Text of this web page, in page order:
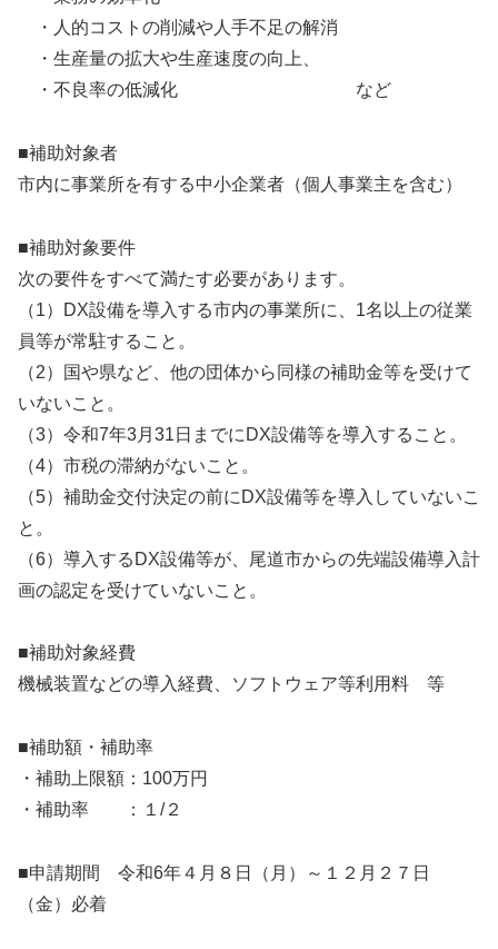
・人的コストの削減や人手不足の解消
・生産量の拡大や生産速度の向上、
・不良率の低減化 など
■補助対象者
市内に事業所を有する中小企業者（個人事業主を含む）
■補助対象要件
次の要件をすべて満たす必要があります。
（1）DX設備を導入する市内の事業所に、1名以上の従業
員等が常駐すること。
（2）国や県など、他の団体から同様の補助金等を受けて
いないこと。
（3）令和7年3月31日までにDX設備等を導入すること。
（4）市税の滞納がないこと。
（5）補助金交付決定の前にDX設備等を導入していないこ
と。
（6）導入するDX設備等が、尾道市からの先端設備導入計
画の認定を受けていないこと。
■補助対象経費
機械装置などの導入経費、ソフトウェア等利用料 等
■補助額・補助率
・補助上限額：100万円
・補助率 ：１/２
■申請期間 令和6年４月８日（月）～１２月２７日
（金）必着